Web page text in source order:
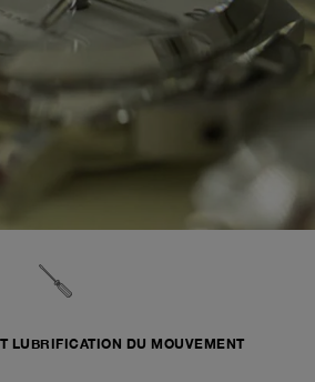
LUBRIFICATION DU MOUVEMENT